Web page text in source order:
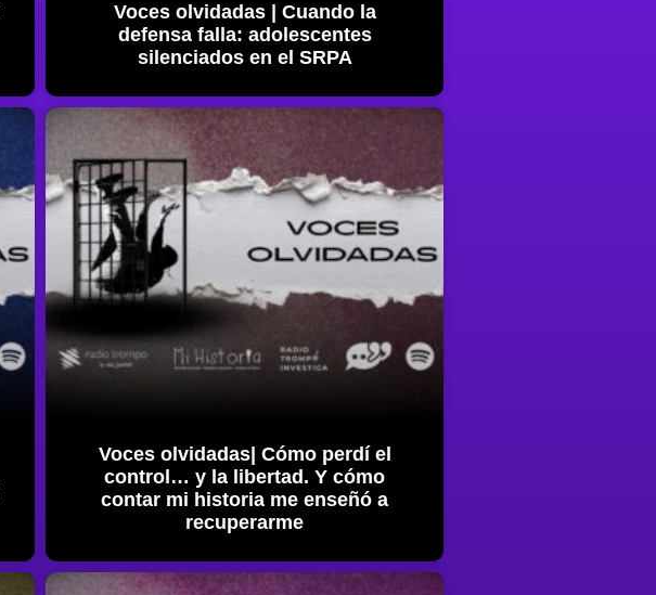
Voces olvidadas | Cuando la
defensa falla: adolescentes
silenciados en el SRPA
Voces olvidadas| Cómo perdí el
control… y la libertad. Y cómo
contar mi historia me enseñó a
recuperarme